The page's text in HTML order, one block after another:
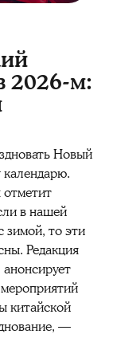
2026-м:
Новый
в нашей
зимой, то эти
Редакция
китайской
—